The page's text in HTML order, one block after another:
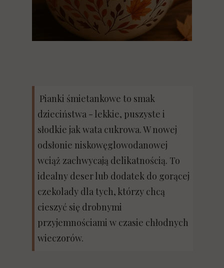
Pianki śmietankowe to smak
dzieciństwa - lekkie, puszyste i
słodkie jak wata cukrowa. W nowej
odsłonie niskowęglowodanowej
wciąż zachwycają delikatnością. To
idealny deser lub dodatek do gorącej
czekolady dla tych, którzy chcą
cieszyć się drobnymi
przyjemnościami w czasie chłodnych
wieczorów.